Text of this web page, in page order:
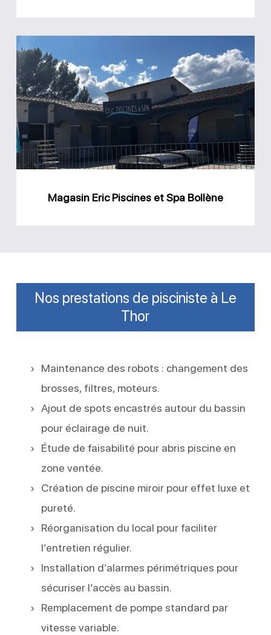
Eric
Piscines
et
Spa
Bollène
Magasin Eric Piscines et Spa Bollène
Nos prestations de pisciniste à Le
Thor
Maintenance des robots : changement des
brosses, filtres, moteurs.
Ajout de spots encastrés autour du bassin
pour éclairage de nuit.
Étude de faisabilité pour abris piscine en
zone ventée.
Création de piscine miroir pour effet luxe et
pureté.
Réorganisation du local pour faciliter
l’entretien régulier.
Installation d’alarmes périmétriques pour
sécuriser l’accès au bassin.
Remplacement de pompe standard par
vitesse variable.